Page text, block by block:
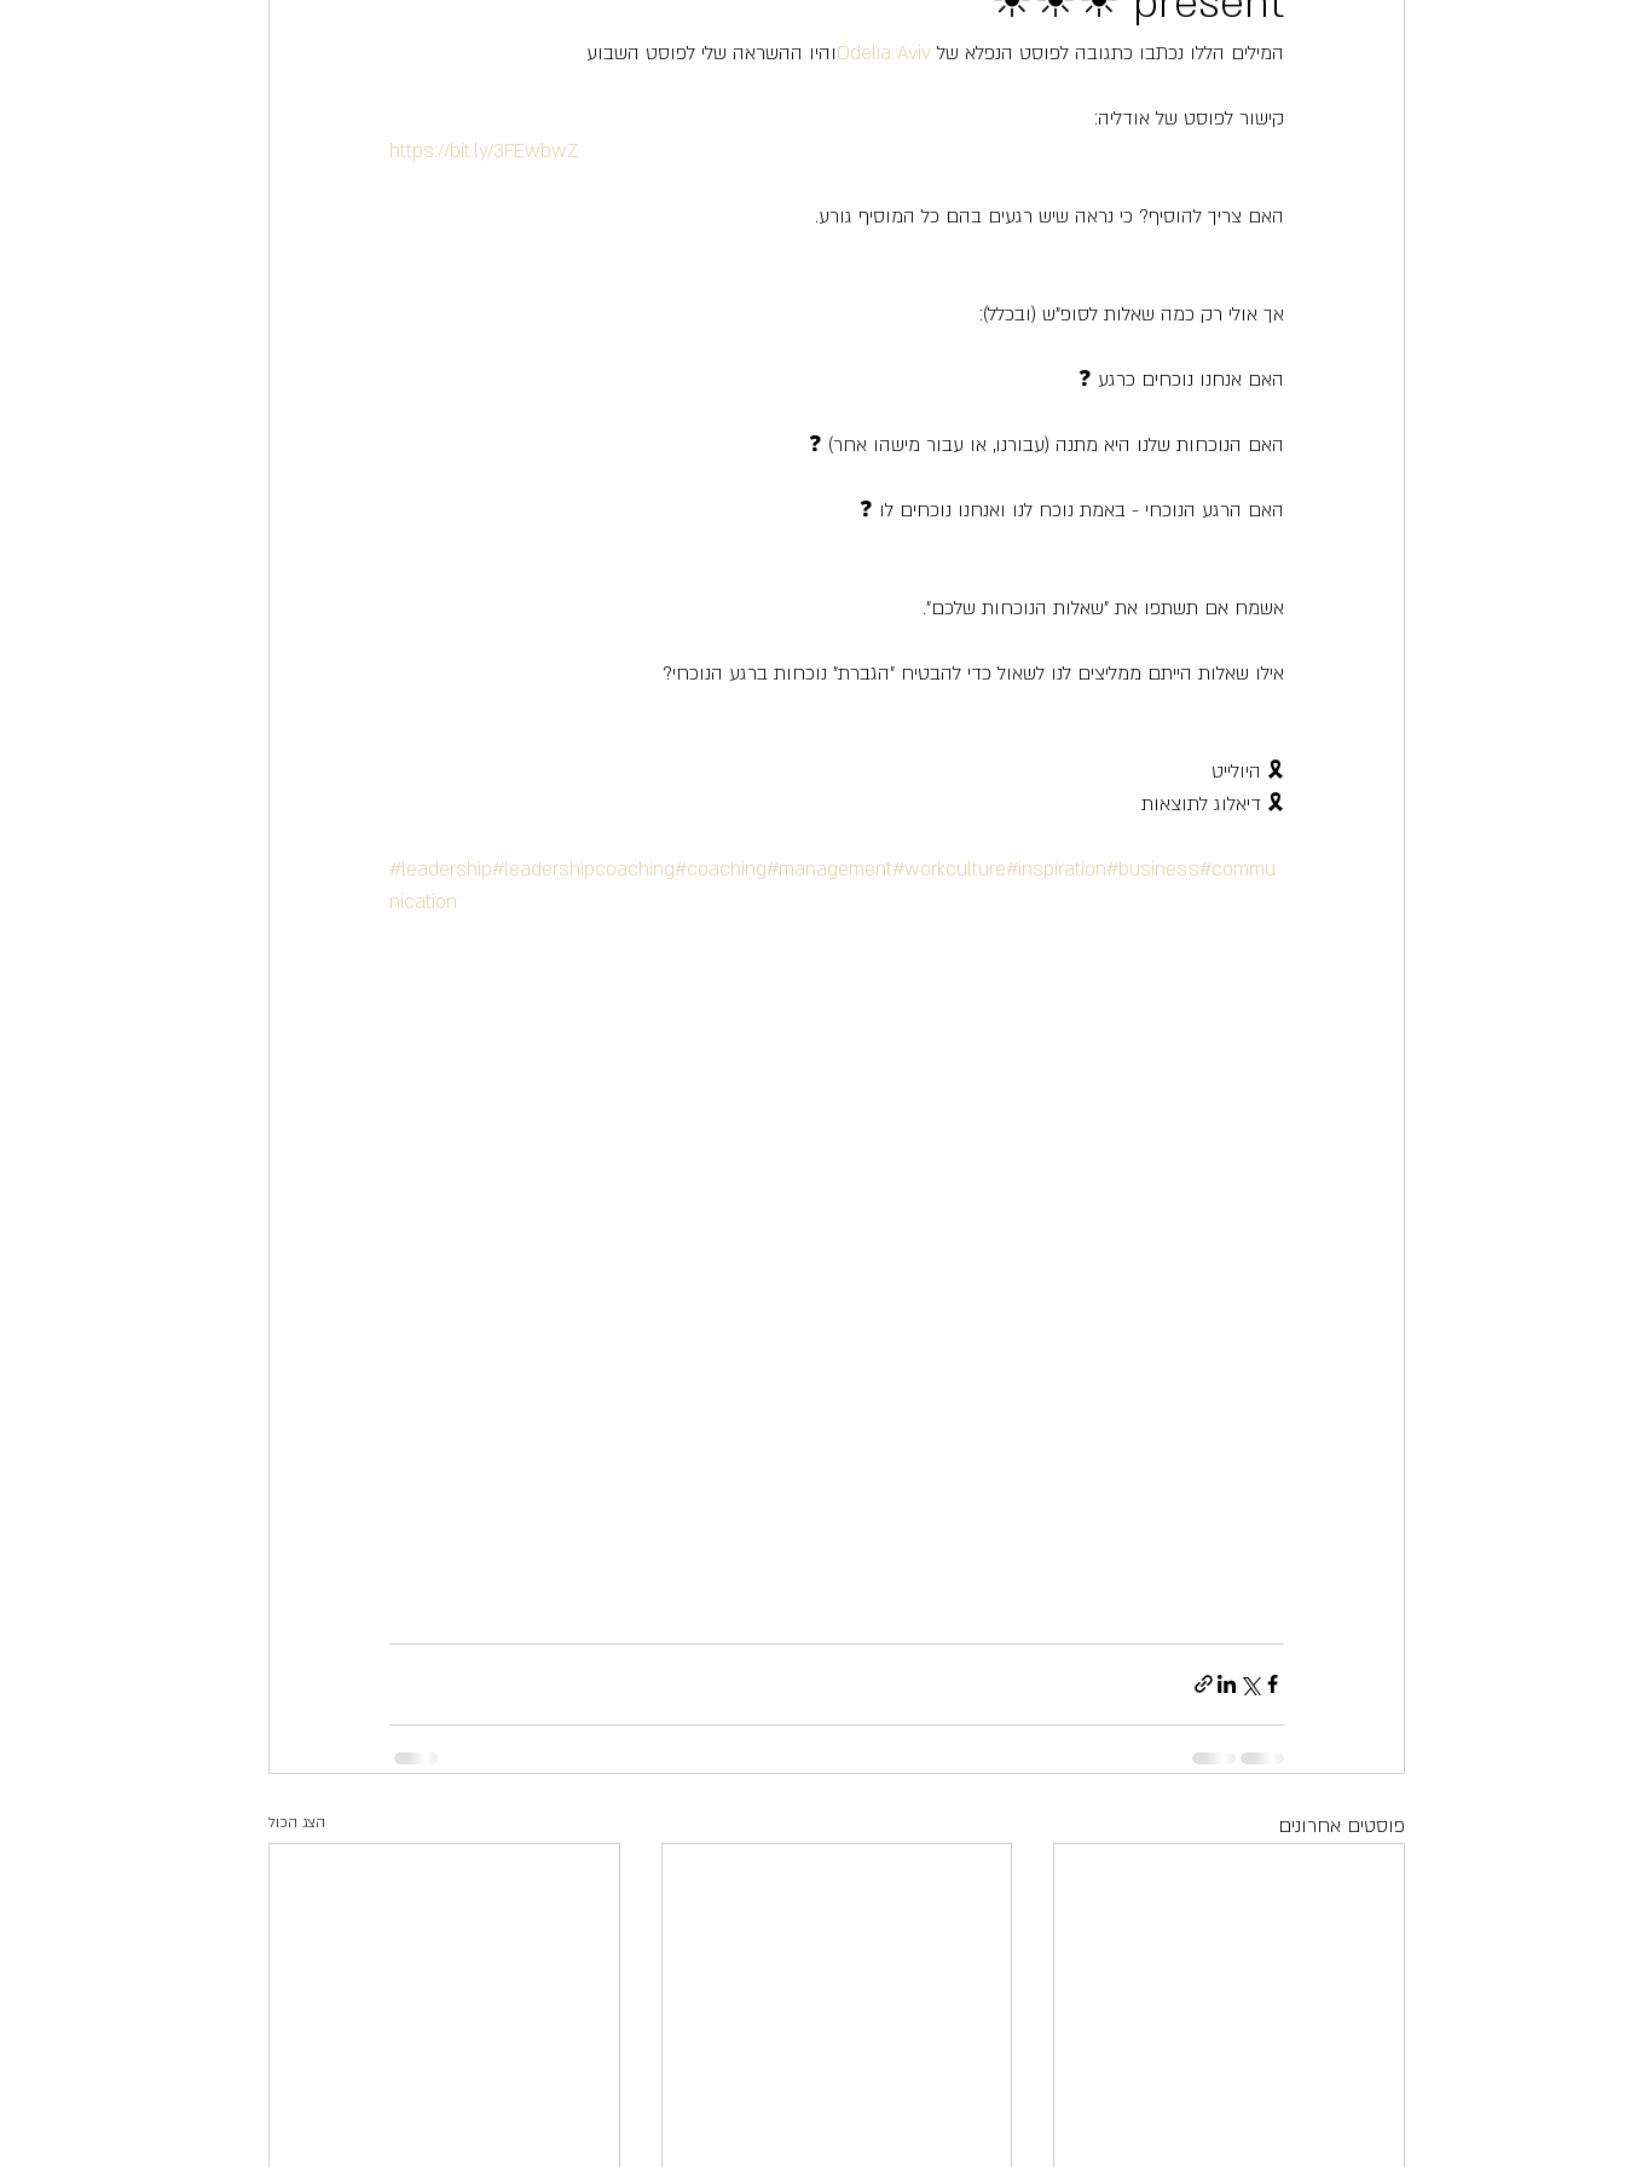
המילים הללו נכתבו כתגובה לפוסט הנפלא של Odelia Avivוהיו ההשראה שלי לפוסט השבוע
קישור לפוסט של אודליה:
https://bit.ly/3FEwbwZ
האם צריך להוסיף? כי נראה שיש רגעים בהם כל המוסיף גורע.
אך אולי רק כמה שאלות לסופ"ש (ובכלל):
האם אנחנו נוכחים כרגע ❓
האם הנוכחות שלנו היא מתנה (עבורנו, או עבור מישהו אחר) ❓
האם הרגע הנוכחי - באמת נוכח לנו ואנחנו נוכחים לו ❓
אשמח אם תשתפו את "שאלות הנוכחות שלכם".
אילו שאלות הייתם ממליצים לנו לשאול כדי להבטיח "הגברת" נוכחות ברגע הנוכחי?
🎗 היולייט
🎗 דיאלוג לתוצאות
#leadership#leadershipcoaching#coaching#management#workculture#inspiration#business#commu
nication
פוסטים אחרונים הצג הכול